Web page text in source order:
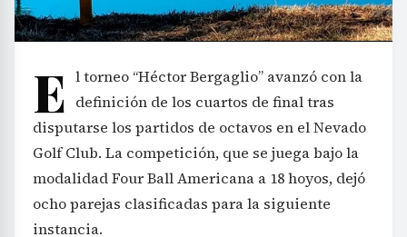
E l torneo “Héctor Bergaglio” avanzó con la
definición de los cuartos de final tras
disputarse los partidos de octavos en el Nevado
Golf Club. La competición, que se juega bajo la
modalidad Four Ball Americana a 18 hoyos, dejó
ocho parejas clasificadas para la siguiente
instancia.